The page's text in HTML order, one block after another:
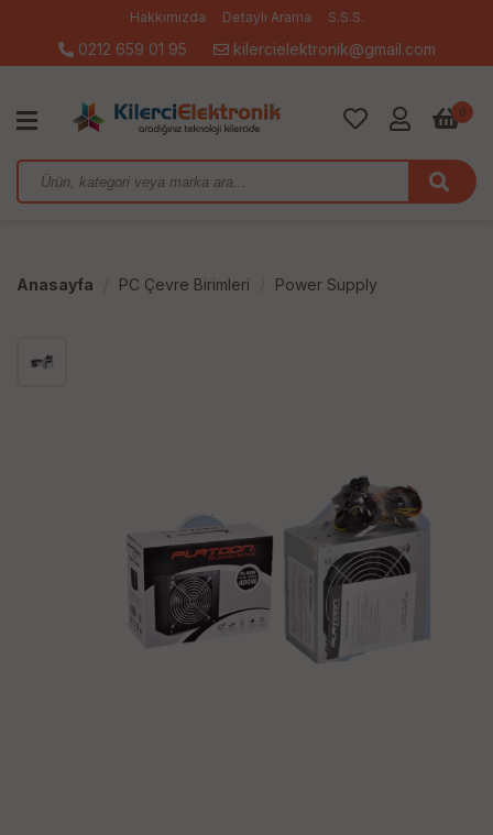
Hakkımızda Detaylı Arama S.S.S.
0212 659 01 95 kilercielektronik@gmail.com
0
Anasayfa PC Çevre Birimleri Power Supply